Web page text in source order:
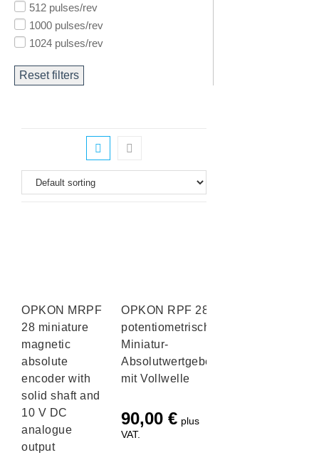
512 pulses/rev
1000 pulses/rev
1024 pulses/rev
Reset filters
OPKON MRPF
28 miniature
magnetic
absolute
encoder with
solid shaft and
10 V DC
analogue
output
OPKON RPF 28
potentiometrischer
Miniatur-
Absolutwertgeber
mit Vollwelle
90,00 € plus
VAT.